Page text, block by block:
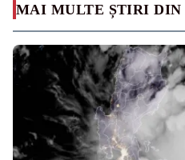
MAI MULTE ȘTIRI DIN